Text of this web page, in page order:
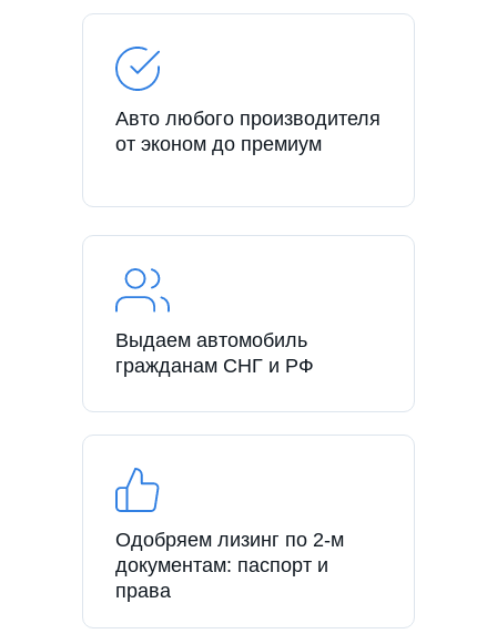
Авто любого производителя
от эконом до премиум
Выдаем автомобиль
гражданам СНГ и РФ
Одобряем лизинг по 2-м
документам: паспорт и
права